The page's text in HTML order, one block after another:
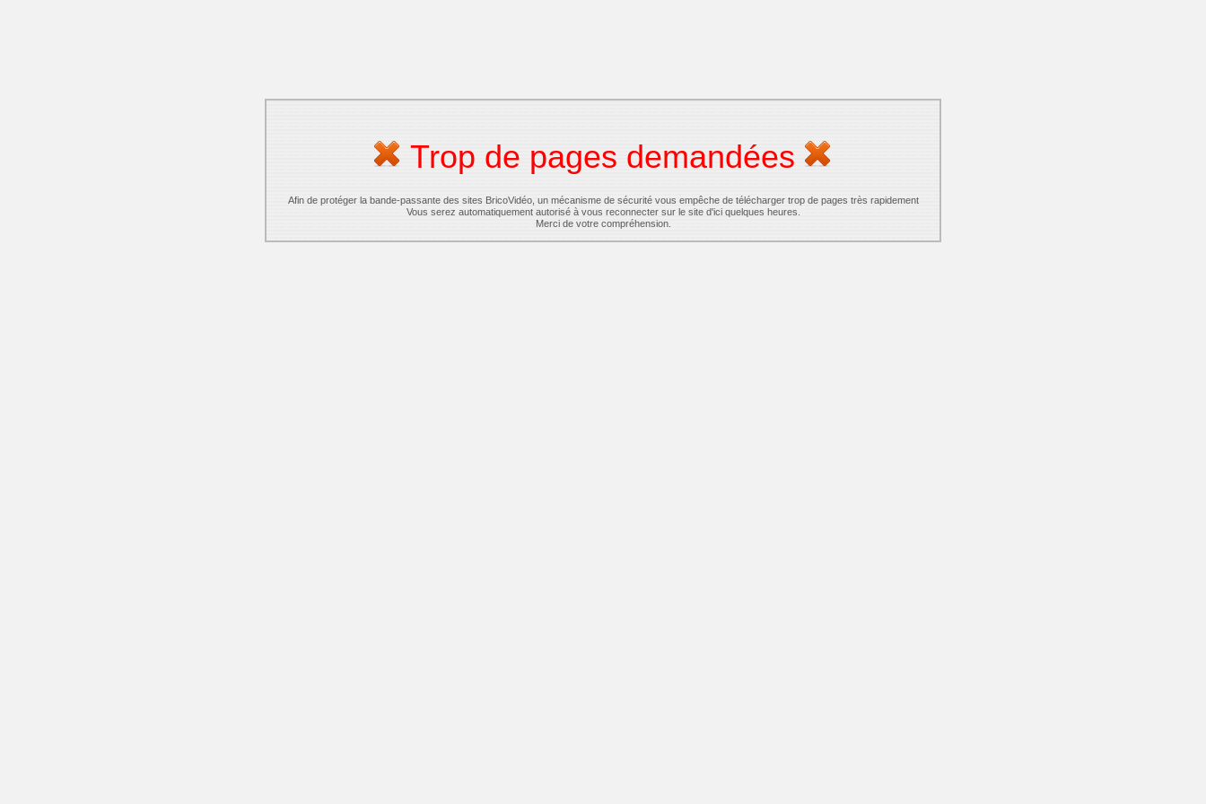
Trop de pages demandées
Afin de protéger la bande-passante des sites BricoVidéo, un mécanisme de sécurité vous empêche de télécharger trop de pages très rapidement
Vous serez automatiquement autorisé à vous reconnecter sur le site d'ici quelques heures.
Merci de votre compréhension.